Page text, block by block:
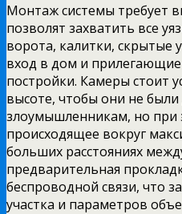
Монтаж системы требует
позволят захватить все
ворота, калитки, скрытые
вход в дом и прилегающие
постройки. Камеры стоит
высоте, чтобы они не
злоумышленникам, но при
происходящее вокруг
больших расстояниях
предварительная
беспроводной связи, что
участка и параметров